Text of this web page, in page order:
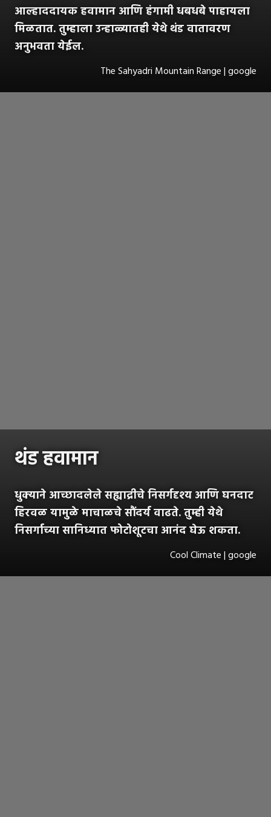
आल्हाददायक हवामान आणि हंगामी धबधबे पाहायला
मिळतात. तुम्हाला उन्हाळ्यातही येथे थंड वातावरण
अनुभवता येईल.
The Sahyadri Mountain Range | google
थंड हवामान
धुक्याने आच्छादलेले सह्याद्रीचे निसर्गदृश्य आणि घनदाट
हिरवळ यामुळे माचाळचे सौंदर्य वाढते. तुम्ही येथे
निसर्गाच्या सानिध्यात फोटोशूटचा आनंद घेऊ शकता.
Cool Climate | google